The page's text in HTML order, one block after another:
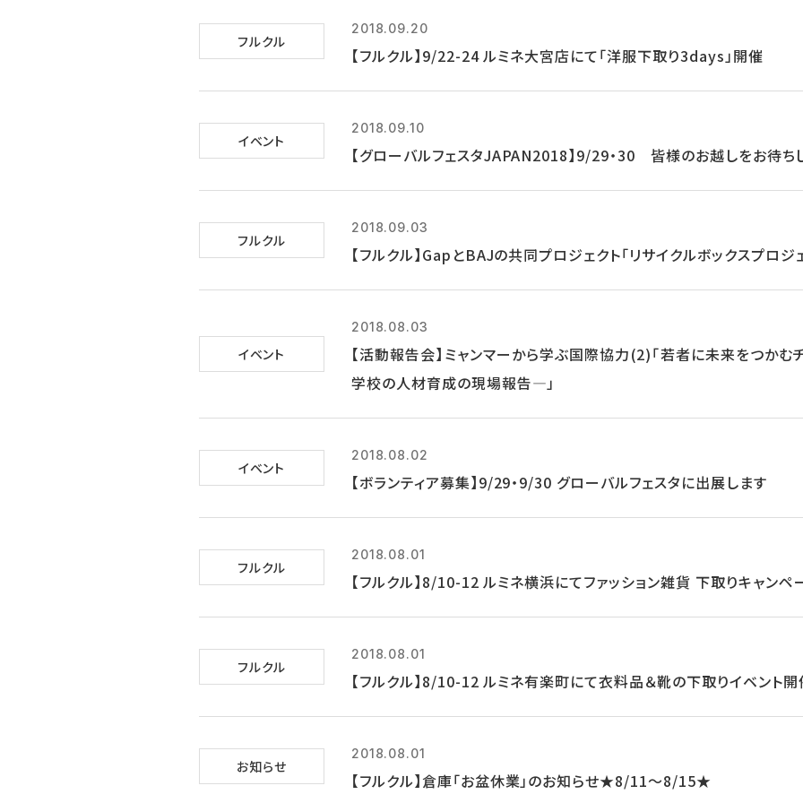
フルクル
2018.09.20
【フルクル】9/22-24 ルミネ大宮店にて「洋服下取り3days」開催
イベント
2018.09.10
【グローバルフェスタJAPAN2018】9/29・30 皆様のお越しをお待ち
フルクル
2018.09.03
【フルクル】GapとBAJの共同プロジェクト「リサイクルボックスプロジ
イベント
2018.08.03
【活動報告会】ミャンマーから学ぶ国際協力(2)「若者に未来をつか
学校の人材育成の現場報告―」
イベント
2018.08.02
【ボランティア募集】9/29・9/30 グローバルフェスタに出展します
フルクル
2018.08.01
【フルクル】8/10-12 ルミネ横浜にてファッション雑貨 下取りキャンペ
フルクル
2018.08.01
【フルクル】8/10-12 ルミネ有楽町にて衣料品＆靴の下取りイベント開
お知らせ
2018.08.01
【フルクル】倉庫「お盆休業」のお知らせ★8/11～8/15★